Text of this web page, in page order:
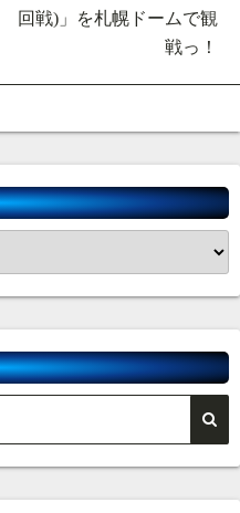
回戦)」を札幌ドームで観
戦っ！